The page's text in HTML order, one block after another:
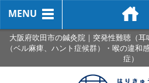
MENU
大阪府吹田市の鍼灸院｜突発性難聴（
（ベル麻痺、ハント症候群）・喉の違和
症）